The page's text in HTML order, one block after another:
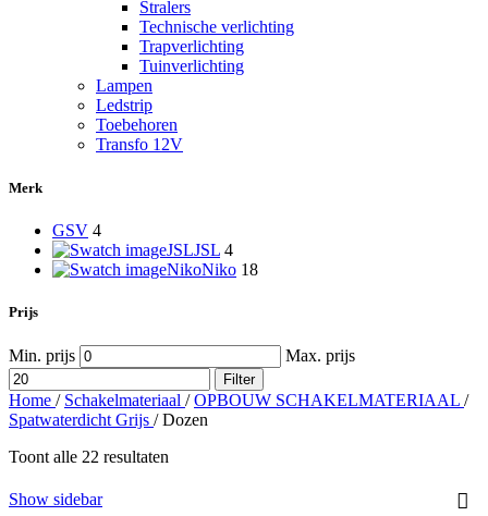
Stralers
Technische verlichting
Trapverlichting
Tuinverlichting
Lampen
Ledstrip
Toebehoren
Transfo 12V
Merk
GSV 4
JSLJSL 4
NikoNiko 18
Prijs
Min. prijs Max. prijs
Filter
Home / Schakelmateriaal / OPBOUW SCHAKELMATERIAAL /
Spatwaterdicht Grijs / Dozen
Toont alle 22 resultaten
Show sidebar